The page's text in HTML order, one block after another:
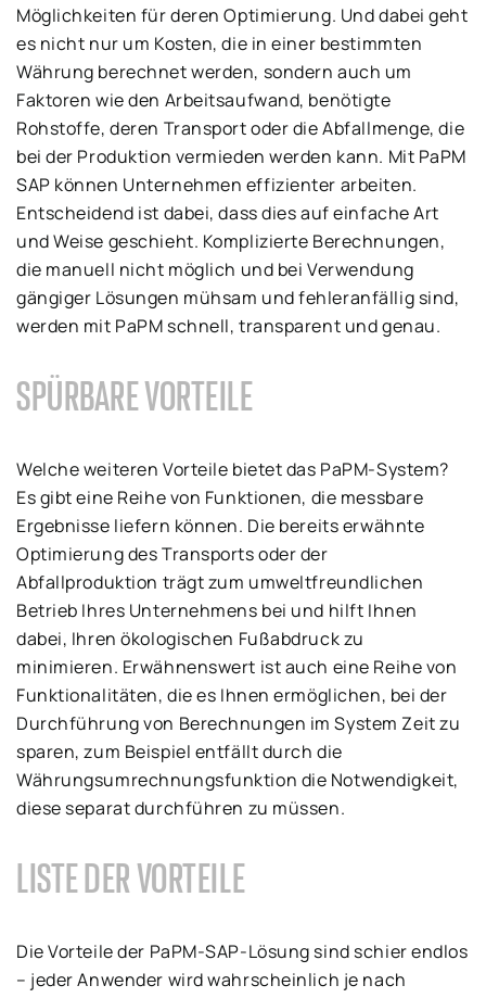
Möglichkeiten für deren Optimierung. Und dabei geht
es nicht nur um Kosten, die in einer bestimmten
Währung berechnet werden, sondern auch um
Faktoren wie den Arbeitsaufwand, benötigte
Rohstoffe, deren Transport oder die Abfallmenge, die
bei der Produktion vermieden werden kann. Mit PaPM
SAP können Unternehmen effizienter arbeiten.
Entscheidend ist dabei, dass dies auf einfache Art
und Weise geschieht. Komplizierte Berechnungen,
die manuell nicht möglich und bei Verwendung
gängiger Lösungen mühsam und fehleranfällig sind,
werden mit PaPM schnell, transparent und genau.
SPÜRBARE VORTEILE
Welche weiteren Vorteile bietet das PaPM-System?
Es gibt eine Reihe von Funktionen, die messbare
Ergebnisse liefern können. Die bereits erwähnte
Optimierung des Transports oder der
Abfallproduktion trägt zum umweltfreundlichen
Betrieb Ihres Unternehmens bei und hilft Ihnen
dabei, Ihren ökologischen Fußabdruck zu
minimieren. Erwähnenswert ist auch eine Reihe von
Funktionalitäten, die es Ihnen ermöglichen, bei der
Durchführung von Berechnungen im System Zeit zu
sparen, zum Beispiel entfällt durch die
Währungsumrechnungsfunktion die Notwendigkeit,
diese separat durchführen zu müssen.
LISTE DER VORTEILE
Die Vorteile der PaPM-SAP-Lösung sind schier endlos
– jeder Anwender wird wahrscheinlich je nach